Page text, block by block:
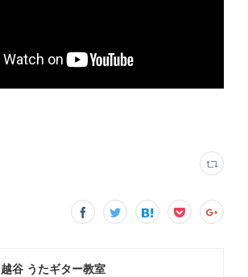
越谷 うたギター教室